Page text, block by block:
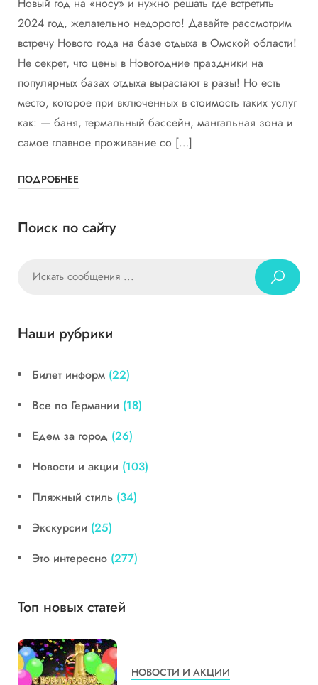
2024 год, желательно недорого! Давайте рассмотрим
встречу Нового года на базе отдыха в Омской области!
Не секрет, что цены в Новогодние праздники на
популярных базах отдыха вырастают в разы! Но есть
место, которое при включенных в стоимость таких услуг
как: — баня, термальный бассейн, мангальная зона и
самое главное проживание со […]
ПОДРОБНЕЕ
Поиск по сайту
Наши рубрики
Билет информ (22)
Все по Германии (18)
Едем за город (26)
Новости и акции (103)
Пляжный стиль (34)
Экскурсии (25)
Это интересно (277)
Топ новых статей
НОВОСТИ И АКЦИИ